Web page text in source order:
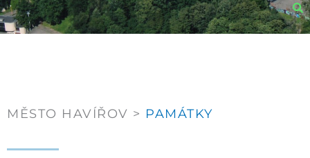
MĚSTO HAVÍŘOV > PAMÁTKY